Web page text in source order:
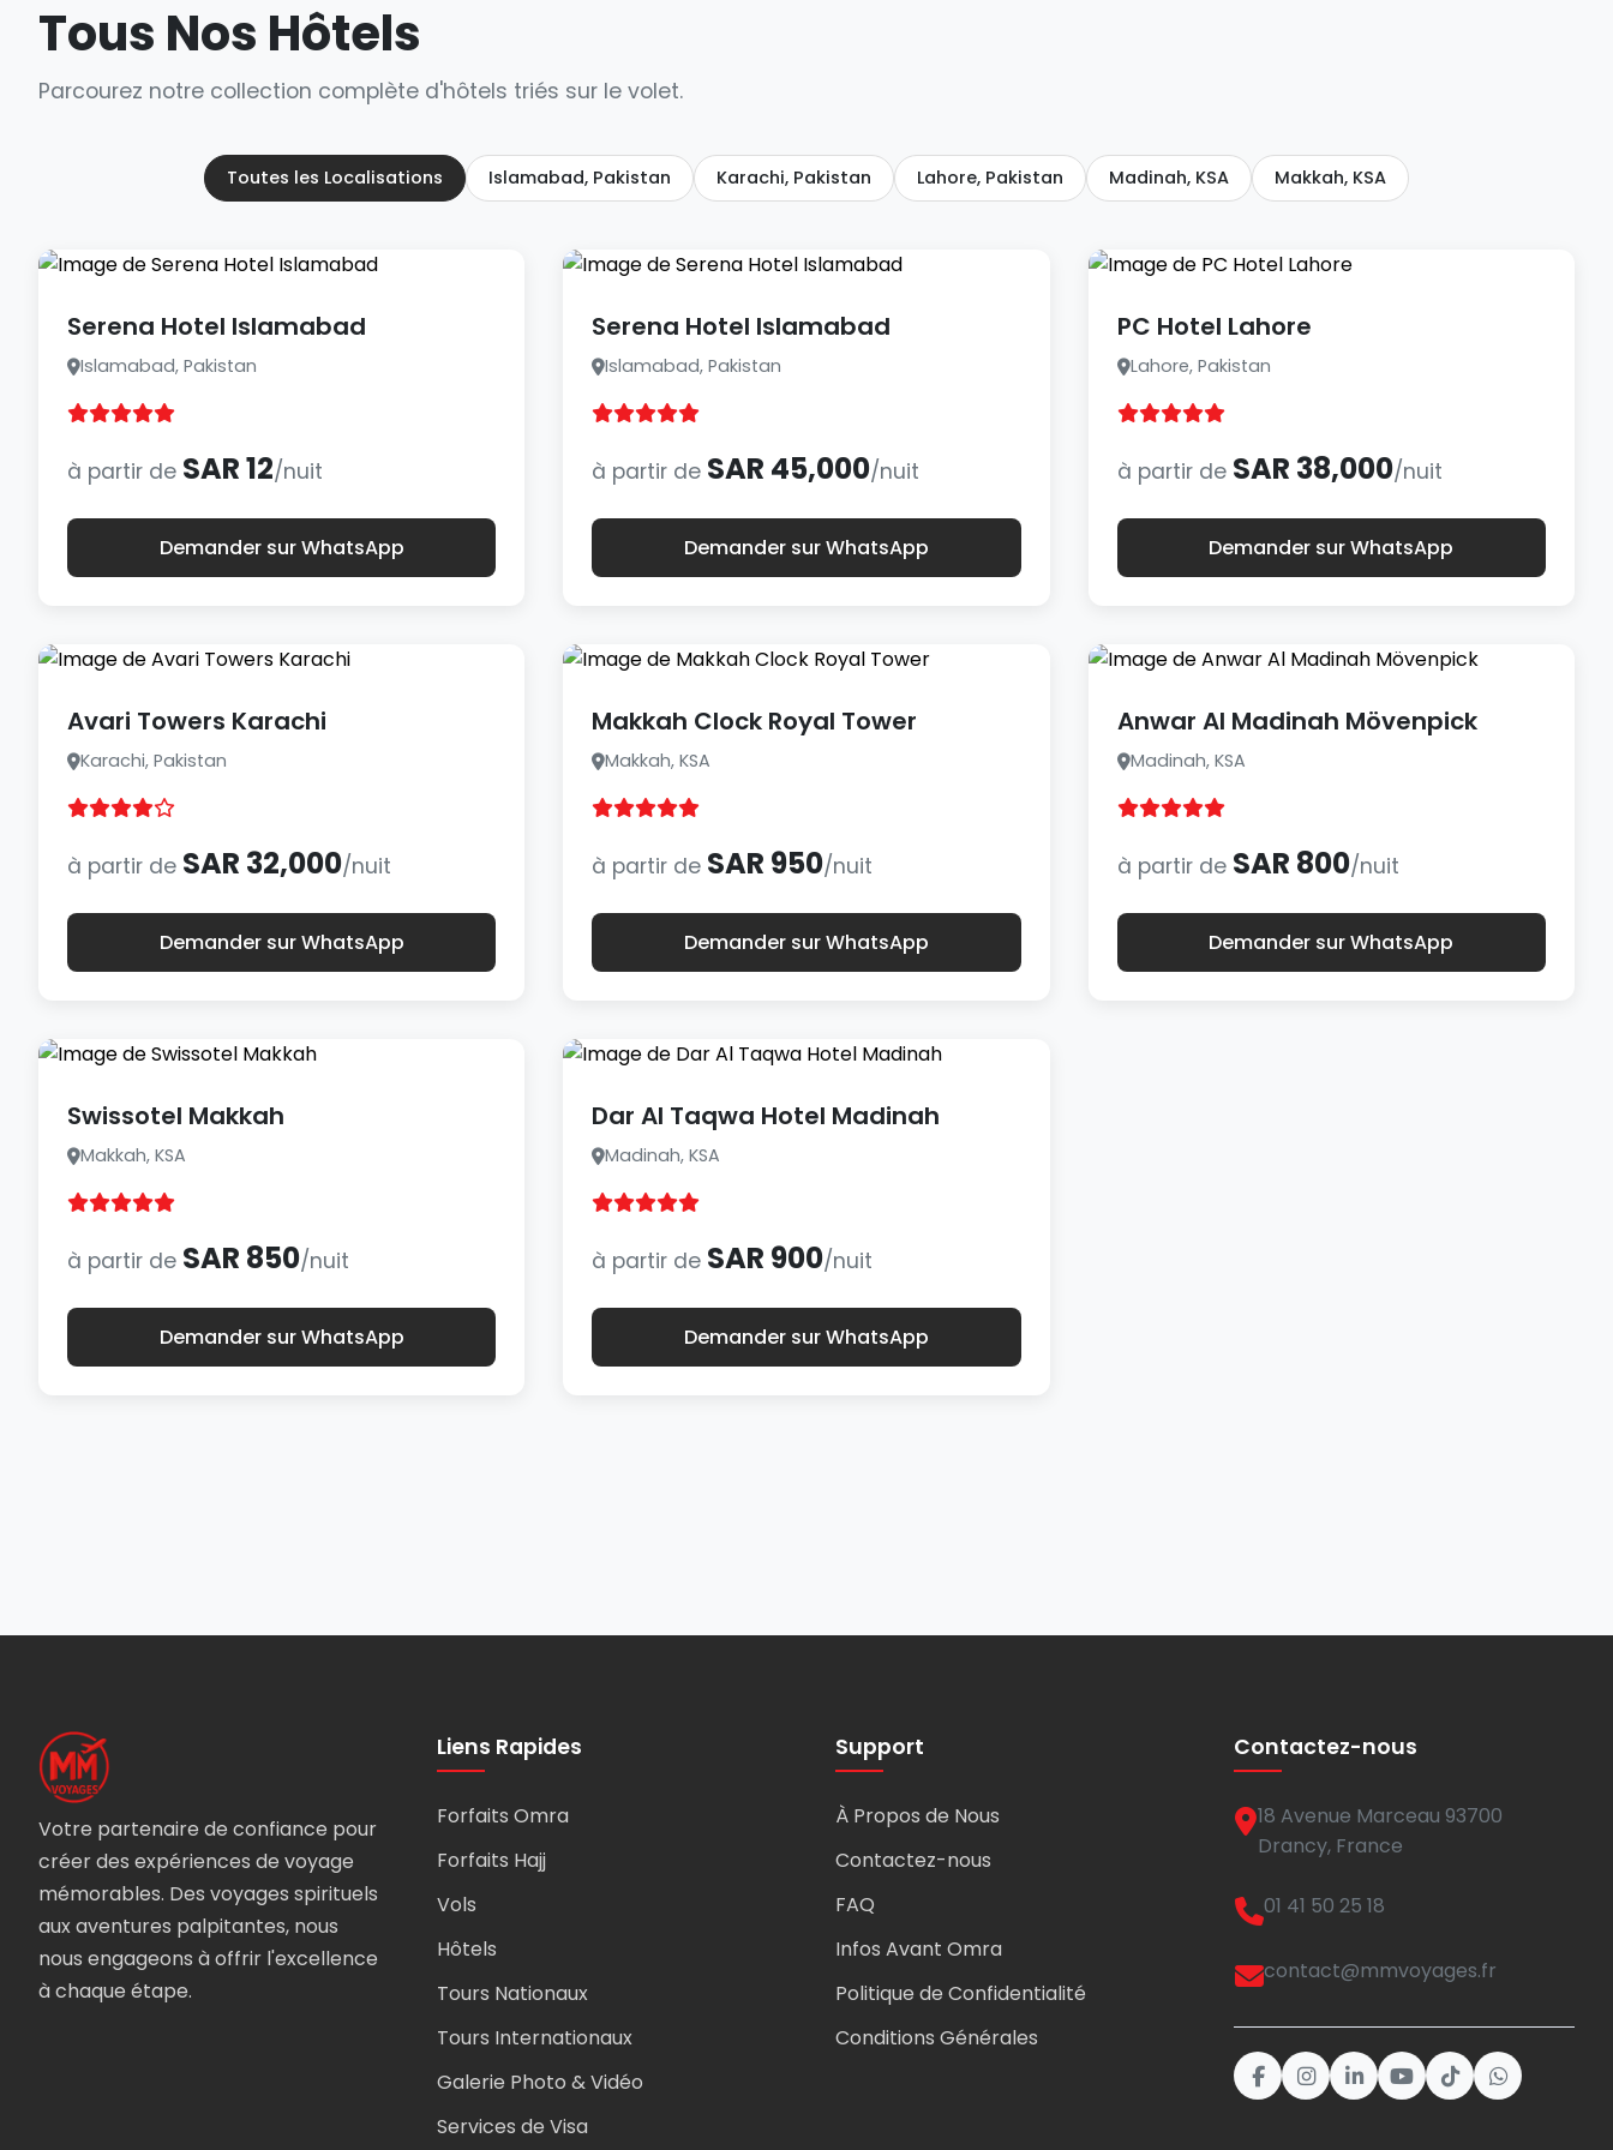
Tous Nos Hôtels
Parcourez notre collection complète d'hôtels triés sur le volet.
Toutes les Localisations Islamabad, Pakistan Karachi, Pakistan Lahore, Pakistan Madinah, KSA Makkah, KSA
Serena Hotel Islamabad
Islamabad, Pakistan
à partir de SAR 12/nuit
Demander sur WhatsApp
Serena Hotel Islamabad
Islamabad, Pakistan
à partir de SAR 45,000/nuit
Demander sur WhatsApp
PC Hotel Lahore
Lahore, Pakistan
à partir de SAR 38,000/nuit
Demander sur WhatsApp
Avari Towers Karachi
Karachi, Pakistan
à partir de SAR 32,000/nuit
Demander sur WhatsApp
Makkah Clock Royal Tower
Makkah, KSA
à partir de SAR 950/nuit
Demander sur WhatsApp
Anwar Al Madinah Mövenpick
Madinah, KSA
à partir de SAR 800/nuit
Demander sur WhatsApp
Swissotel Makkah
Makkah, KSA
à partir de SAR 850/nuit
Demander sur WhatsApp
Dar Al Taqwa Hotel Madinah
Madinah, KSA
à partir de SAR 900/nuit
Demander sur WhatsApp
Votre partenaire de confiance pour
créer des expériences de voyage
mémorables. Des voyages spirituels
aux aventures palpitantes, nous
nous engageons à offrir l'excellence
à chaque étape.
Liens Rapides
Forfaits Omra
Forfaits Hajj
Vols
Hôtels
Tours Nationaux
Tours Internationaux
Galerie Photo & Vidéo
Services de Visa
Support
À Propos de Nous
Contactez-nous
FAQ
Infos Avant Omra
Politique de Confidentialité
Conditions Générales
Contactez-nous
18 Avenue Marceau 93700
Drancy, France
01 41 50 25 18
contact@mmvoyages.fr